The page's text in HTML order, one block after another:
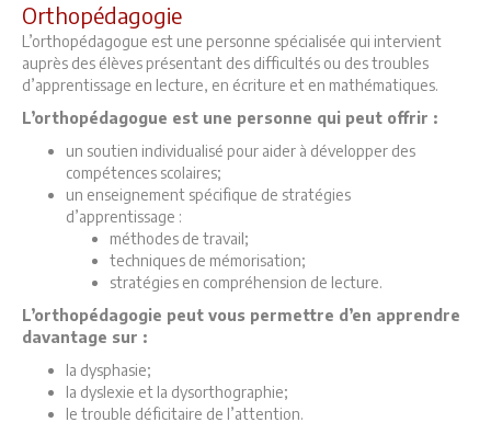
Orthopédagogie
L’orthopédagogue est une personne spécialisée qui intervient
auprès des élèves présentant des difficultés ou des troubles
d’apprentissage en lecture, en écriture et en mathématiques.
L’orthopédagogue est une personne qui peut offrir :
un soutien individualisé pour aider à développer des
compétences scolaires;
un enseignement spécifique de stratégies
d’apprentissage :
méthodes de travail;
techniques de mémorisation;
stratégies en compréhension de lecture.
L’orthopédagogie peut vous permettre d’en apprendre
davantage sur :
la dysphasie;
la dyslexie et la dysorthographie;
le trouble déficitaire de l’attention.